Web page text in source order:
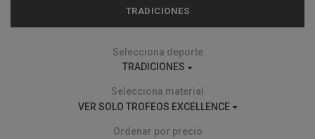
TRADICIONES
Selecciona deporte
TRADICIONES
Selecciona material
VER SOLO TROFEOS EXCELLENCE
Ordenar por precio